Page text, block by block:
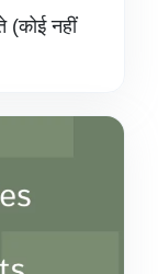
(कोई नहीं